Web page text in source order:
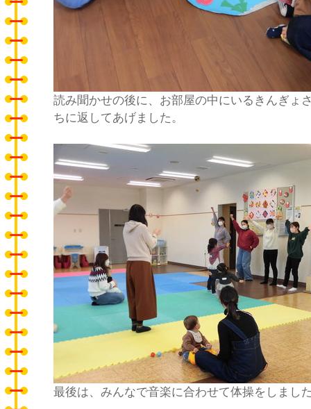
読み聞かせの後に、お部屋の中にいるきんぎょ
ちに返してあげました。
最後は、みんなで音楽に合わせて体操をしまし